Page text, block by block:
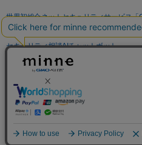
世界初総合ネットセキュリティサービス「
パスワード漏洩診断
Webサイトリスク
セキュリティ相談AIチャットボット
実在証明・盗聴対策
サイバー攻撃対策（GMO Flatt Security）
セキュリティ事業の軌跡